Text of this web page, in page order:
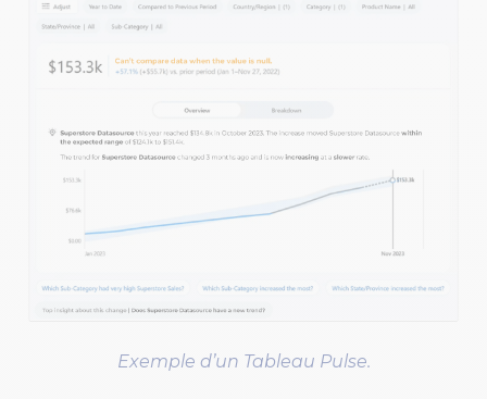
Exemple d’un Tableau Pulse.